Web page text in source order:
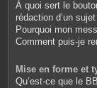
À quoi sert le
rédaction d’un
Pourquoi mon
Comment puis-je
Mise en forme et
Qu’est-ce que le